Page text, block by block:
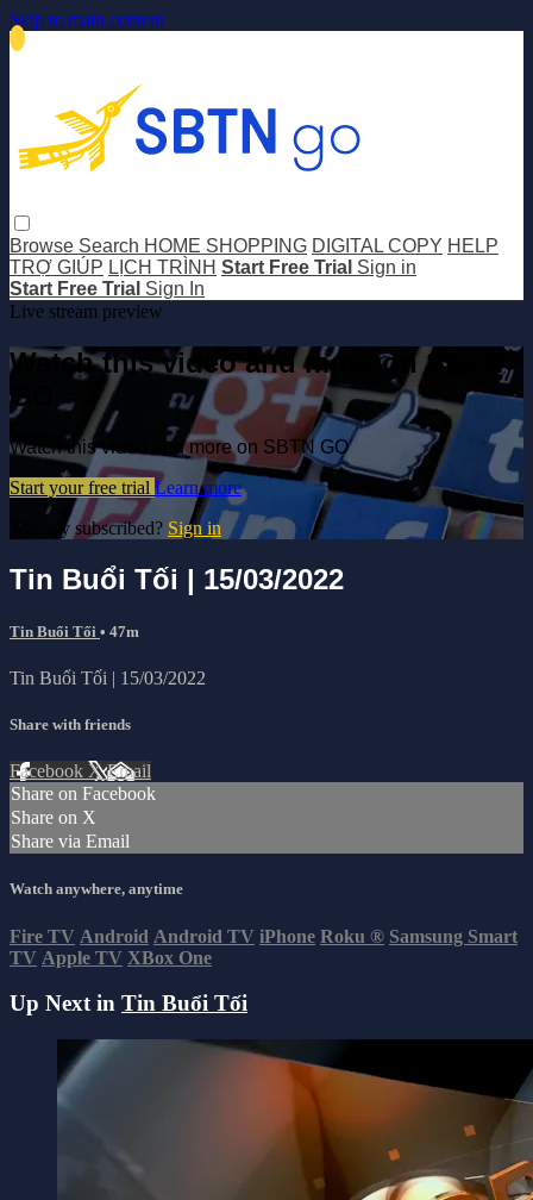
Skip to main content
Browse Search HOME SHOPPING DIGITAL COPY HELP
TRỢ GIÚP LỊCH TRÌNH Start Free Trial Sign in
Start Free Trial Sign In
Live stream preview
Watch this video and more on SBTN
GO
Watch this video and more on SBTN GO
Start your free trial Learn more
Already subscribed? Sign in
Tin Buổi Tối | 15/03/2022
Tin Buổi Tối • 47m
Tin Buổi Tối | 15/03/2022
Share with friends
Facebook XEmail
Share on Facebook
Share on X
Share via Email
Watch anywhere, anytime
Fire TV Android Android TV iPhone Roku ® Samsung Smart
TV Apple TV XBox One
Up Next in Tin Buổi Tối